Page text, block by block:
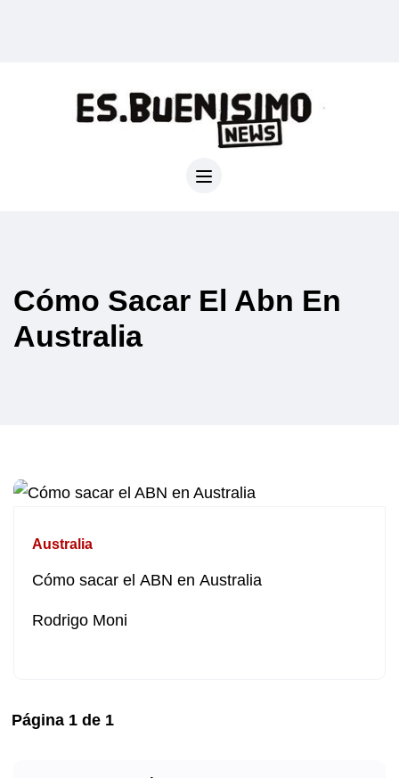
Cómo Sacar El Abn En
Australia
Australia
Cómo sacar el ABN en Australia
Rodrigo Moni
Página 1 de 1